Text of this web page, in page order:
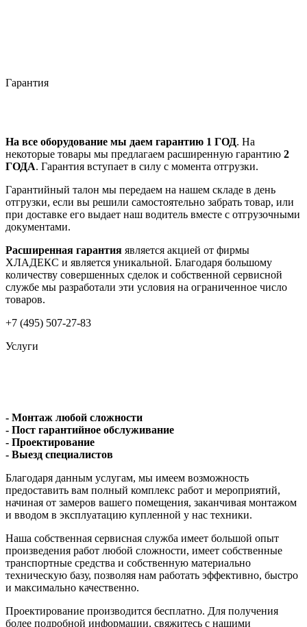
Гарантия
На все оборудование мы даем гарантию 1 ГОД. На
некоторые товары мы предлагаем расширенную гарантию 2
ГОДА. Гарантия вступает в силу с момента отгрузки.
Гарантийный талон мы передаем на нашем складе в день
отгрузки, если вы решили самостоятельно забрать товар, или
при доставке его выдает наш водитель вместе с отгрузочными
документами.
Расширенная гарантия является акцией от фирмы
ХЛАДЕКС и является уникальной. Благодаря большому
количеству совершенных сделок и собственной сервисной
службе мы разработали эти условия на ограниченное число
товаров.
+7 (495) 507-27-83
Услуги
- Монтаж любой сложности
- Пост гарантийное обслуживание
- Проектирование
- Выезд специалистов
Благодаря данным услугам, мы имеем возможность
предоставить вам полный комплекс работ и мероприятий,
начиная от замеров вашего помещения, заканчивая монтажом
и вводом в эксплуатацию купленной у нас техники.
Наша собственная сервисная служба имеет большой опыт
произведения работ любой сложности, имеет собственные
транспортные средства и собственную материально
техническую базу, позволяя нам работать эффективно, быстро
и максимально качественно.
Проектирование производится бесплатно. Для получения
более подробной информации, свяжитесь с нашими